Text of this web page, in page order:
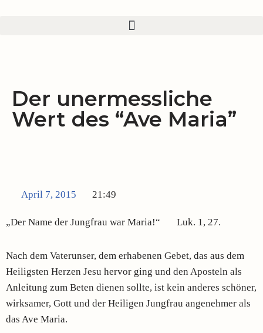
Der unermessliche
Wert des “Ave Maria”
April 7, 2015 21:49
„Der Name der Jungfrau war Maria!“ Luk. 1, 27.
Nach dem Vaterunser, dem erhabenen Gebet, das aus dem
Heiligsten Herzen Jesu hervor ging und den Aposteln als
Anleitung zum Beten dienen sollte, ist kein anderes schöner,
wirksamer, Gott und der Heiligen Jungfrau angenehmer als
das Ave Maria.